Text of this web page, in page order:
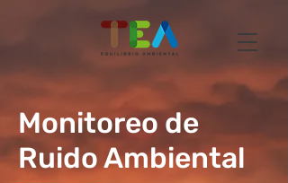
Monitoreo de
Ruido Ambiental